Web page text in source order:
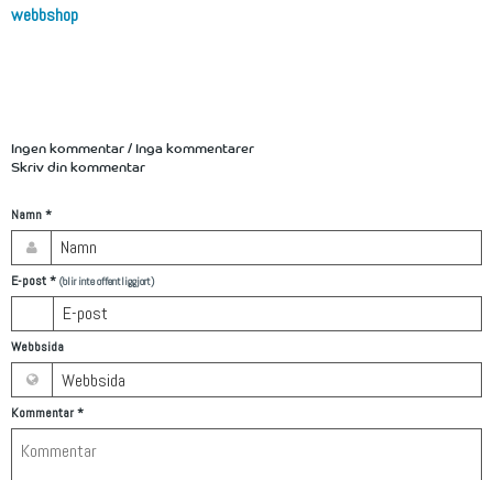
webbshop
Ingen kommentar / Inga kommentarer
Skriv din kommentar
Namn*
E-post* (blir inte offentliggjort)
Webbsida
Kommentar*